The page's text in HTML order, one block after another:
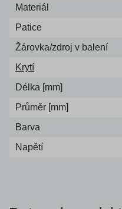
Materiál
Patice
Žárovka/zdroj v balení
Krytí
Délka [mm]
Průměr [mm]
Barva
Napětí